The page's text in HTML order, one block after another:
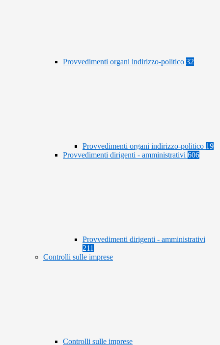
Provvedimenti organi indirizzo-politico 32
Provvedimenti organi indirizzo-politico 19
Provvedimenti dirigenti - amministrativi 606
Provvedimenti dirigenti - amministrativi
211
Controlli sulle imprese
Controlli sulle imprese